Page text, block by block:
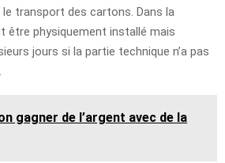
transport des cartons. Dans la
être physiquement installé mais
jours si la partie technique n’a pas
gagner de l’argent avec de la